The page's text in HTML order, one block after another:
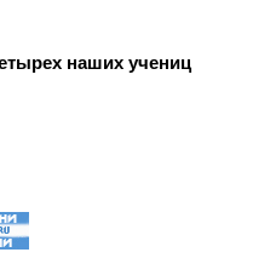
наших учениц